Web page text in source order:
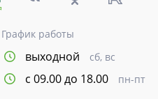
График работы
выходной сб, вс
с 09.00 до 18.00 пн-пт